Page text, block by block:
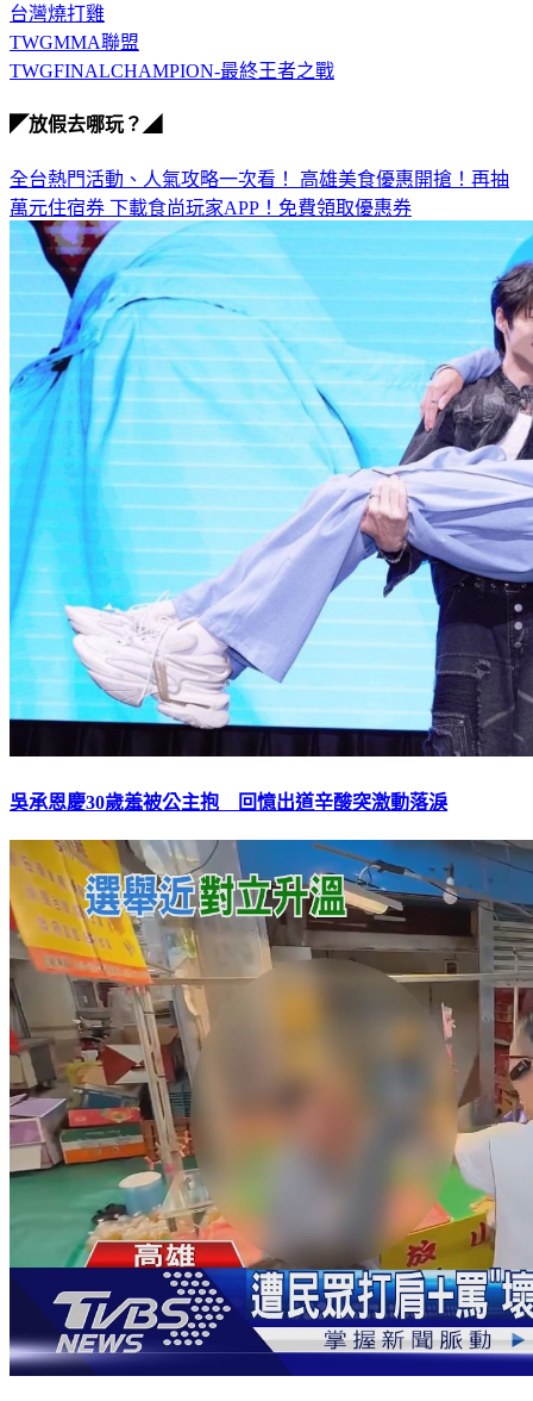
台灣燒打雞
TWGMMA聯盟
TWGFINALCHAMPION-最終王者之戰
◤放假去哪玩？◢
全台熱門活動、人氣攻略一次看！ 高雄美食優惠開搶！再抽
萬元住宿券 下載食尚玩家APP！免費領取優惠券
吳承恩慶30歲羞被公主抱 回憶出道辛酸突激動落淚